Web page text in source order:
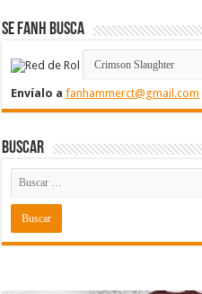
Se FanH Busca
Envíalo afanhammerct@gmail.com
Buscar